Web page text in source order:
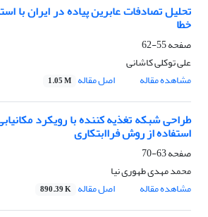
تحلیل تصادفات عابرین پیاده در ایران با
خطا
صفحه55-62
علی توکلی کاشانی
مشاهده مقاله
اصل مقاله 1.05 M
طراحی شبکه تغذیه کننده با رویکرد
استفاده از روش فراابتکاری
صفحه63-70
محمد مهدی طهوری نیا
مشاهده مقاله
اصل مقاله 890.39 K